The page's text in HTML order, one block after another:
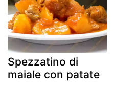
Spezzatino di
maiale con patate